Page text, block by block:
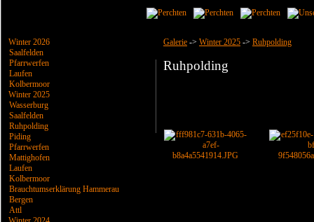
Winter 2026
Saalfelden
Pfarrwerfen
Laufen
Kolbermoor
Winter 2025
Wasserburg
Saalfelden
Ruhpolding
Piding
Pfarrwerfen
Mattighofen
Laufen
Kolbermoor
Brauchtumserklärung Hammerau
Bergen
Attl
Galerie -> Winter 2025 -> Ruhpolding
Ruhpolding